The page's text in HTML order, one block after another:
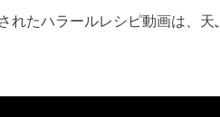
れたハラールレシピ動画は、